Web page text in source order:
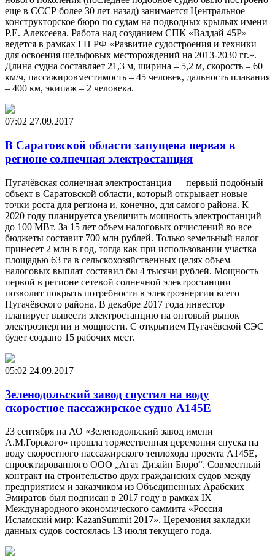
еще в СССР более 30 лет назад) занимается Центральное
конструкторское бюро по судам на подводных крыльях имени
Р.Е. Алексеева. Работа над созданием СПК «Валдай 45Р»
ведется в рамках ГП РФ «Развитие судостроения и техники
для освоения шельфовых месторождений на 2013-2030 гг.».
Длина судна составляет 21,3 м, ширина – 5,2 м, скорость – 60
км/ч, пассажировместимость – 45 человек, дальность плавания
– 400 км, экипаж – 2 человека.
07:02 27.09.2017
В Саратовской области запущена первая в
регионе солнечная электростанция
Пугачёвская солнечная электростанция — первый подобный
объект в Саратовской области, который открывает новые
точки роста для региона и, конечно, для самого района. К
2020 году планируется увеличить мощность электростанций
до 100 МВт. За 15 лет объем налоговых отчислений во все
бюджеты составит 700 млн рублей. Только земельный налог
принесет 2 млн в год, тогда как при использовании участка
площадью 63 га в сельскохозяйственных целях объем
налоговых выплат составил бы 4 тысячи рублей. Мощность
первой в регионе сетевой солнечной электростанции
позволит покрыть потребности в электроэнергии всего
Пугачёвского района. В декабре 2017 года инвестор
планирует вывести электростанцию на оптовый рынок
электроэнергии и мощности. С открытием Пугачёвской СЭС
будет создано 15 рабочих мест.
05:02 24.09.2017
Зеленодольский завод спустил на воду
скоростное пассажирское судно А145Е
23 сентября на АО «Зеленодольский завод имени
А.М.Горького» прошла торжественная церемония спуска на
воду скоростного пассажирского теплохода проекта А145Е,
спроектированного ООО „Агат Дизайн Бюро“. Совместный
контракт на строительство двух гражданских судов между
предприятием и заказчиком из Объединенных Арабских
Эмиратов был подписан в 2017 году в рамках IX
Международного экономического саммита «Россия –
Исламский мир: KazanSummit 2017». Церемония закладки
данных судов состоялась 13 июля текущего года.